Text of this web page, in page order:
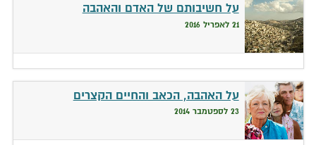
על חשיבותם של האדם והאהבה
21 לאפריל 2016
על האהבה, הכאב והחיים הקצרים
23 לספטמבר 2014